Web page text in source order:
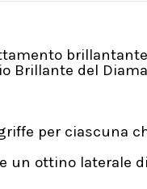
Brillante del
per ciascuna
un ottino laterale